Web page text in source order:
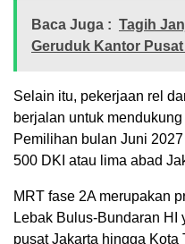
Baca Juga : Tagih
Geruduk Kantor
Selain itu, pekerjaan rel
berjalan untuk
Pemilihan bulan Juni
500 DKI atau lima abad
MRT fase 2A merupakan
Lebak Bulus-Bundaran HI
pusat Jakarta hingga Kota